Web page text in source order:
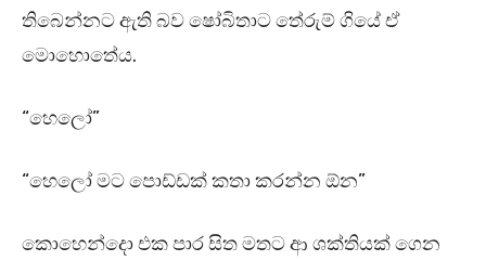
තිබෙන්නට ඇති බව ෂෝබිතාට තේරුම් ගියේ ඒ
මොහොතේය.
“හෙලෝ”
“හෙලෝ මට පොඩ්ඩක් කතා කරන්න ඕන”
කොහෙන්දො එක පාර සිත මතට ආ ශක්තියක් ගෙන